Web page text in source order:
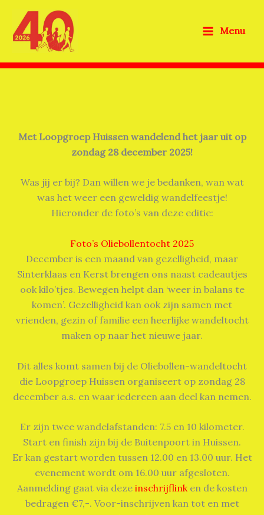
naar
Menu
Met Loopgroep Huissen wandelend het jaar uit op
zondag 28 december 2025!
Was jij er bij? Dan willen we je bedanken, wan wat
was het weer een geweldig wandelfeestje!
Hieronder de foto’s van deze editie:
Foto’s Oliebollentocht 2025
December is een maand van gezelligheid, maar
Sinterklaas en Kerst brengen ons naast cadeautjes
ook kilo’tjes. Bewegen helpt dan ‘weer in balans te
komen’. Gezelligheid kan ook zijn samen met
vrienden, gezin of familie een heerlijke wandeltocht
maken op naar het nieuwe jaar.
Dit alles komt samen bij de Oliebollen-wandeltocht
die Loopgroep Huissen organiseert op zondag 28
december a.s. en waar iedereen aan deel kan nemen.
Er zijn twee wandelafstanden: 7.5 en 10 kilometer.
Start en finish zijn bij de Buitenpoort in Huissen.
Er kan gestart worden tussen 12.00 en 13.00 uur. Het
evenement wordt om 16.00 uur afgesloten.
Aanmelding gaat via deze inschrijflinken de kosten
bedragen €7,-. Voor-inschrijven kan tot en met